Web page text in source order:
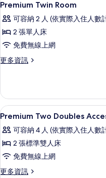
房
篩
選
條
示
Premium
Twin
Room
的
相
片
1
Premium Twin Room
可容納 2 人 (依實際入住人數
2 張單人床
免費無線上網
更多資訊
更
Room
的
詳
顯
示
Premium
Two
Doubles
Accessible
7
Premium Two Doubles
可容納 4 人 (依實際入住人數
2 張標準雙人床
免費無線上網
更多資訊
更